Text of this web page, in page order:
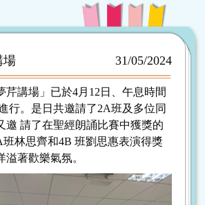
場 31/05/2024
芹講場」已於4月12日、午息時間
行。是日共邀請了2A班及多位同
邀 請了在聖經朗誦比賽中獲獎的
班林思齊和4B 班劉思惠表演得獎
著歡樂氣氛。